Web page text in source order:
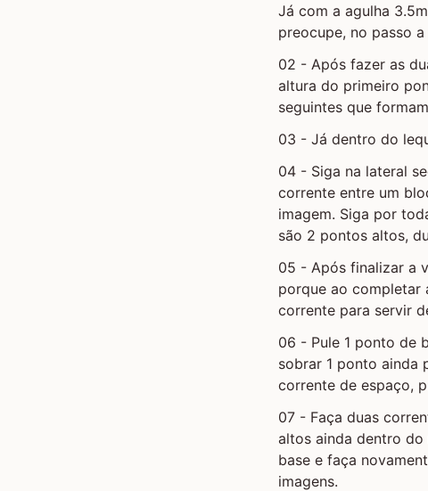
Já com a agulha
preocupe, no passo
02 - Após fazer as
altura do primeiro
seguintes que
03 - Já dentro do
04 - Siga na lateral
corrente entre um
imagem. Siga por
são 2 pontos altos,
05 - Após finalizar a
porque ao completar
corrente para servir
06 - Pule 1 ponto de
sobrar 1 ponto ainda
corrente de espaço,
07 - Faça duas
altos ainda dentro do
base e faça
imagens.